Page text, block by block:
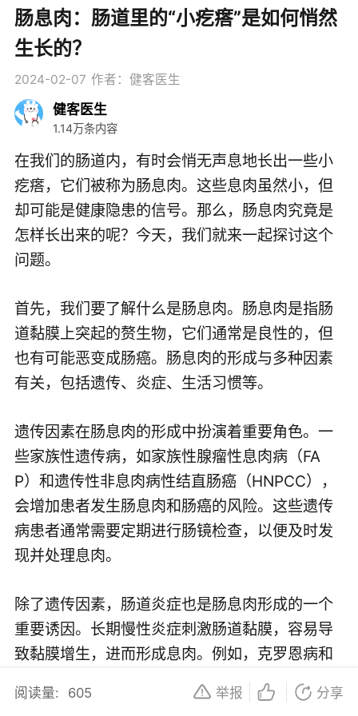
肠息肉：肠道里的“小疙瘩”是如何悄然
生长的？
2024-02-07 作者：健客医生
健客医生
1.14万条内容
在我们的肠道内，有时会悄无声息地长出一些小
疙瘩，它们被称为肠息肉。这些息肉虽然小，但
却可能是健康隐患的信号。那么，肠息肉究竟是
怎样长出来的呢？今天，我们就来一起探讨这个
问题。
首先，我们要了解什么是肠息肉。肠息肉是指肠
道黏膜上突起的赘生物，它们通常是良性的，但
也有可能恶变成肠癌。肠息肉的形成与多种因素
有关，包括遗传、炎症、生活习惯等。
遗传因素在肠息肉的形成中扮演着重要角色。一
些家族性遗传病，如家族性腺瘤性息肉病（FA
P）和遗传性非息肉病性结直肠癌（HNPCC），
会增加患者发生肠息肉和肠癌的风险。这些遗传
病患者通常需要定期进行肠镜检查，以便及时发
现并处理息肉。
除了遗传因素，肠道炎症也是肠息肉形成的一个
重要诱因。长期慢性炎症刺激肠道黏膜，容易导
致黏膜增生，进而形成息肉。例如，克罗恩病和
溃疡性结肠炎等炎症性肠病患者，其肠息肉的发
生率相对较高。
阅读量: 605 举报 分享